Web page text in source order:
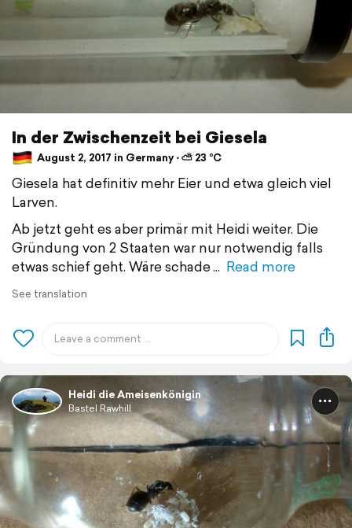
In der Zwischenzeit bei Giesela
August 2, 2017 in Germany ⋅ ⛅ 23 °C
Giesela hat definitiv mehr Eier und etwa gleich viel​
Larven.
Ab jetzt geht es aber primär mit Heidi weiter. Die
Gründung von 2 Staaten war nur notwendig falls
etwas schief geht. Wäre schade
Read more
See translation
Heidi die Ameisenkönigin
Bastel Rawhill